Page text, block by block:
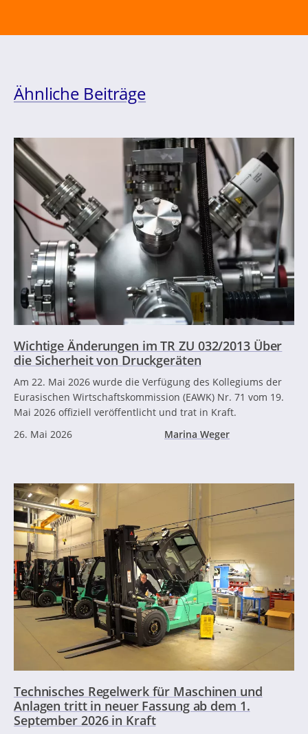
Ähnliche Beiträge
Wichtige Änderungen im TR ZU 032/2013 Über
die Sicherheit von Druckgeräten
Am 22. Mai 2026 wurde die Verfügung des Kollegiums der
Eurasischen Wirtschaftskommission (EAWK) Nr. 71 vom 19.
Mai 2026 offiziell veröffentlicht und trat in Kraft.
26. Mai 2026
Marina Weger
Technisches Regelwerk für Maschinen und
Anlagen tritt in neuer Fassung ab dem 1.
September 2026 in Kraft